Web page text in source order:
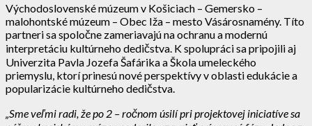
Východoslovenské múzeum v Košiciach – Gemersko –
malohontské múzeum – Obec Iža – mesto Vásárosnamény. Títo
partneri sa spoločne zameriavajú na ochranu a modernú
interpretáciu kultúrneho dedičstva. K spolupráci sa pripojili aj
Univerzita Pavla Jozefa Šafárika a Škola umeleckého
priemyslu, ktorí prinesú nové perspektívy v oblasti edukácie a
popularizácie kultúrneho dedičstva.
„Sme veľmi radi, že po 2 – ročnom úsilí pri projektovej iniciatíve sa